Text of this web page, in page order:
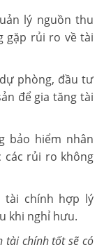
lý nguồn thu
gặp rủi ro về tài
phòng, đầu tư
để gia tăng tài
bảo hiểm nhân
các rủi ro không
tài chính hợp lý
khi nghỉ hưu.
tài chính tốt sẽ có